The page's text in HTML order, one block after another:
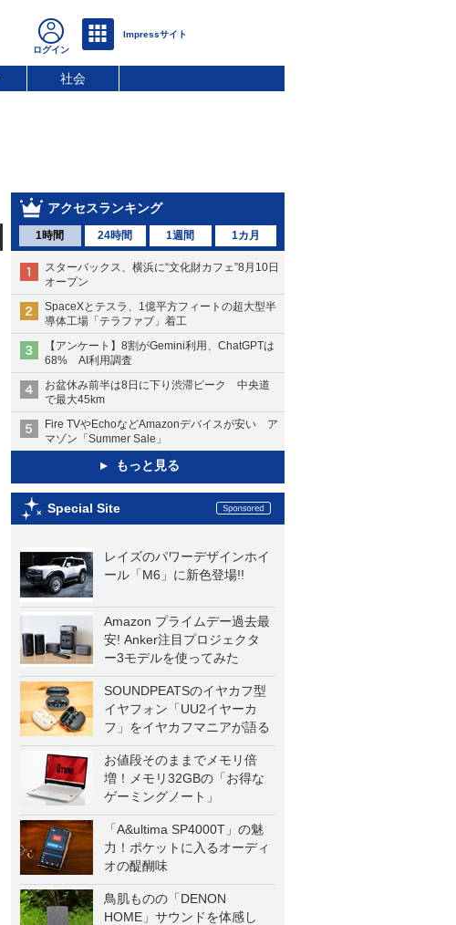
社会
アクセスランキング
1時間 24時間 1週間 1カ月
スターバックス、横浜に“文化財カフェ”8月10日
オープン
SpaceXとテスラ、1億平方フィートの超大型半
導体工場「テラファブ」着工
【アンケート】8割がGemini利用、ChatGPTは
68% AI利用調査
お盆休み前半は8日に下り渋滞ピーク 中央道
で最大45km
Fire TVやEchoなどAmazonデバイスが安い ア
マゾン「Summer Sale」
もっと見る
Special Site
レイズのパワーデザインホイ
ール「M6」に新色登場!!
Amazon プライムデー過去最
安! Anker注目プロジェクタ
ー3モデルを使ってみた
SOUNDPEATSのイヤカフ型
イヤフォン「UU2イヤーカ
フ」をイヤカフマニアが語る
お値段そのままでメモリ倍
増！メモリ32GBの「お得な
ゲーミングノート」
「A&ultima SP4000T」の魅
力！ポケットに入るオーディ
オの醍醐味
鳥肌ものの「DENON
HOME」サウンドを体感し